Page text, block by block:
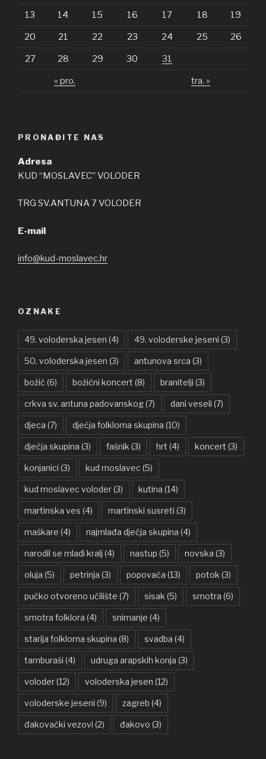
« pro. tra. »
13 14 15 16 17 18 19
20 21 22 23 24 25 26
27 28 29 30 31
PRONAĐITE NAS
Adresa
KUD “MOSLAVEC” VOLODER
TRG SV.ANTUNA 7 VOLODER
E-mail
info@kud-moslavec.hr
OZNAKE
49. voloderska jesen (4) 49. voloderske jeseni (3)
50. voloderska jesen (3) antunova srca (3)
božić (6) božićni koncert (8) branitelji (3)
crkva sv. antuna padovanskog(7) dani veseli (7)
djeca (7) dječja folklorna skupina (10)
dječja skupina (3) fašnik (3) hrt (4) koncert (3)
konjanici (3) kud moslavec (5)
kud moslavec voloder(3) kutina (14)
martinska ves (4) martinski susreti (3)
maškare (4) najmlađa dječja skupina (4)
narodil se mladi kralj (4) nastup (5) novska (3)
oluja (5) petrinja (3) popovača (13) potok (3)
pučko otvoreno učilište (7) sisak (5) smotra (6)
smotra folklora (4) snimanje (4)
starija folklorna skupina (8) svadba (4)
tamburaši (4) udruga arapskih konja (3)
voloder(12) voloderska jesen (12)
voloderske jeseni (9) zagreb (4)
đakovački vezovi (2) đakovo (3)